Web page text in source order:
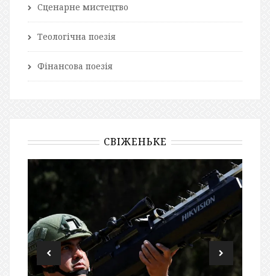
Сценарне мистецтво
Теологічна поезія
Фінансова поезія
СВІЖЕНЬКЕ